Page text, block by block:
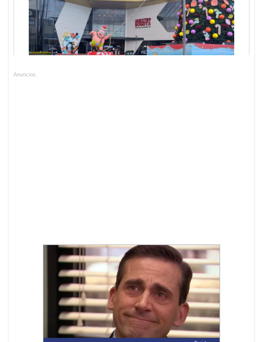
Anuncios.